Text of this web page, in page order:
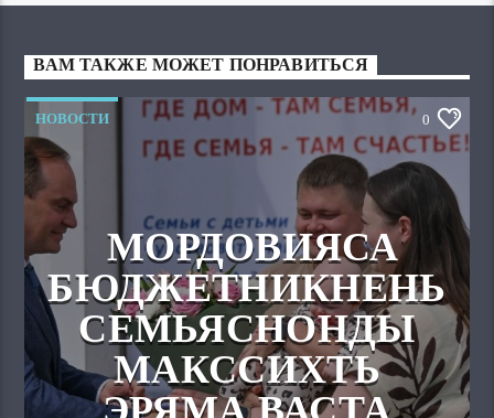
ВАМ ТАКЖЕ МОЖЕТ ПОНРАВИТЬСЯ
НОВОСТИ 0
МОРДОВИЯСА
БЮДЖЕТНИКНЕНЬ
СЕМЬЯСНОНДЫ
МАКССИХТЬ